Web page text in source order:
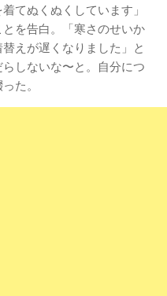
てぬくぬくしています」
を告白。「寒さのせいか
えが遅くなりました」と
しないな〜と。自分につ
た。